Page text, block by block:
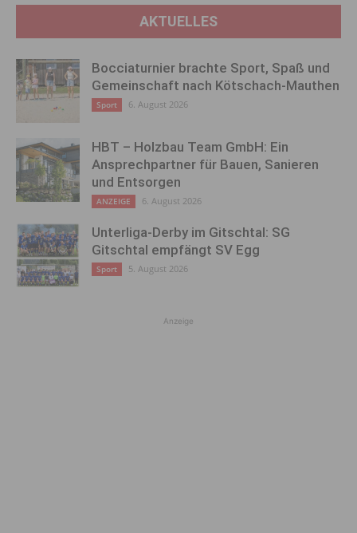
AKTUELLES
Bocciaturnier brachte Sport, Spaß und
Gemeinschaft nach Kötschach-Mauthen
Sport 6. August 2026
HBT – Holzbau Team GmbH: Ein
Ansprechpartner für Bauen, Sanieren
und Entsorgen
ANZEIGE 6. August 2026
Unterliga-Derby im Gitschtal: SG
Gitschtal empfängt SV Egg
Sport 5. August 2026
Anzeige